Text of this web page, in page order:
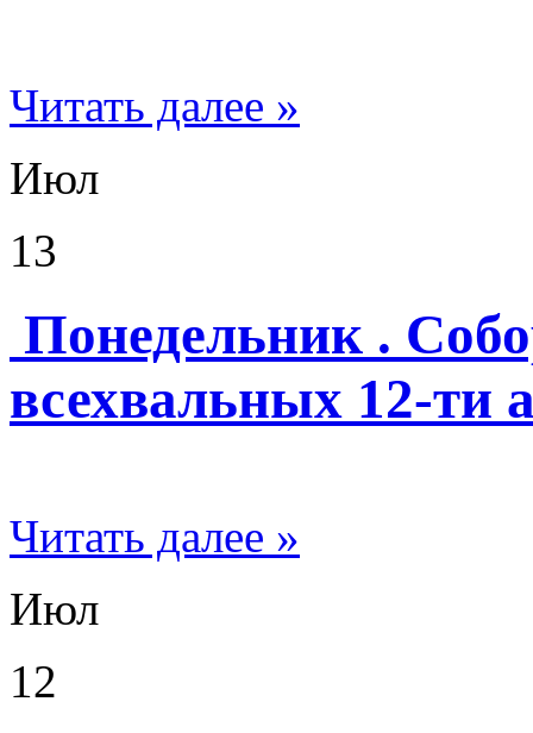
Читать далее »
Июл
13
Понедельник .
всехвальных 12-ти
Читать далее »
Июл
12